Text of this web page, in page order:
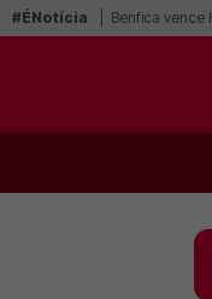
#ÉNotícia Benfica vence